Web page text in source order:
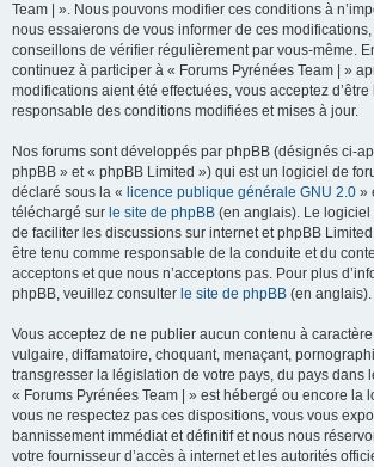
Team | ». Nous pouvons modifier ces conditions à
nous essaierons de vous informer de ces
conseillons de vérifier régulièrement par vous-même.
continuez à participer à « Forums Pyrénées Team | »
modifications aient été effectuées, vous acceptez
responsable des conditions modifiées et mises à jour.
Nos forums sont développés par phpBB (désignés ci-
phpBB » et « phpBB Limited ») qui est un logiciel de
déclaré sous la « licence publique générale GNU 2.0 »
téléchargé sur le site de phpBB (en anglais). Le
de faciliter les discussions sur internet et phpBB
être tenu comme responsable de la conduite et du
acceptons et que nous n’acceptons pas. Pour plus
phpBB, veuillez consulter le site de phpBB (en anglais).
Vous acceptez de ne publier aucun contenu à
vulgaire, diffamatoire, choquant, menaçant,
transgresser la législation de votre pays, du pays dans
« Forums Pyrénées Team | » est hébergé ou encore la
vous ne respectez pas ces dispositions, vous vous
bannissement immédiat et définitif et nous nous
votre fournisseur d’accès à internet et les autorités